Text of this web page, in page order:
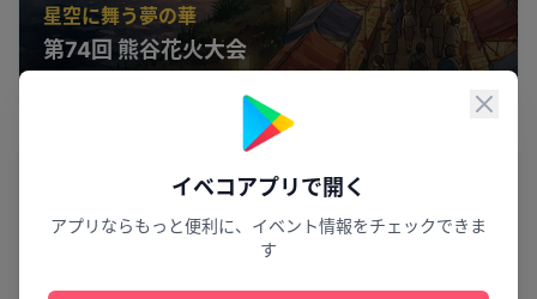
閉じ
イベコアプリで開く
アプリならもっと便利に、イベント情報をチェックできま
す
星空に舞う夢の華
第74回 熊谷花火大会